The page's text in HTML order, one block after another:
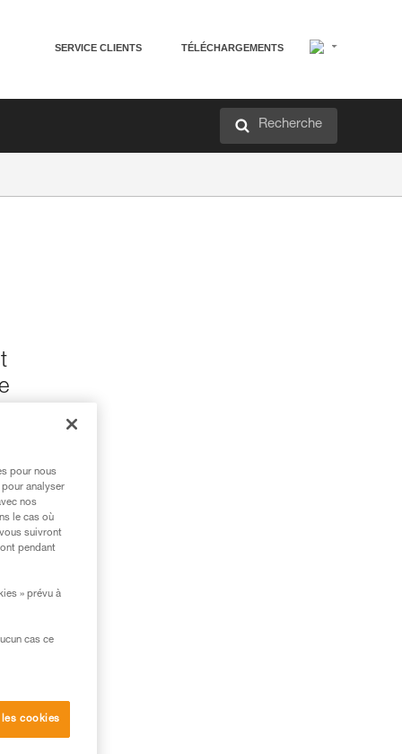
SERVICE CLIENTS TÉLÉCHARGEMENTS
Recherche
pour nous
analyser
nos
le cas où
suivront
pendant
» prévu à
cas ce
cookies